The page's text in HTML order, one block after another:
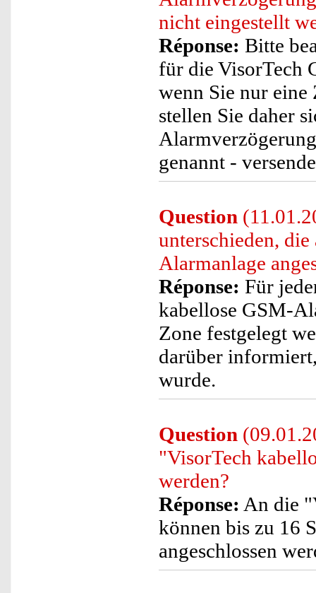
nicht eingestellt
Réponse: Bitte
für die VisorTech
wenn Sie nur
stellen Sie daher
genannt -
Question
unterschieden,
Alarmanlage
Réponse: Für
kabellose GSM-
Zone festgelegt
darüber
wurde.
Question
"VisorTech
werden?
Réponse: An die
können bis zu 16
angeschlossen